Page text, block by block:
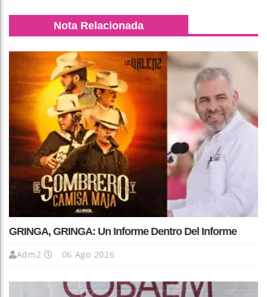
Nota Relacionada
GRINGA, GRINGA: Un Informe Dentro Del Informe
Adm2 06 Ago 2026